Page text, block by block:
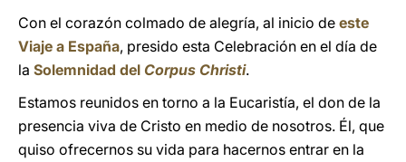
Con el corazón colmado de alegría, al inicio de este
Viaje a España, presido esta Celebración en el día de
la Solemnidad del Corpus Christi.
Estamos reunidos en torno a la Eucaristía, el don de la
presencia viva de Cristo en medio de nosotros. Él, que
quiso ofrecernos su vida para hacernos entrar en la